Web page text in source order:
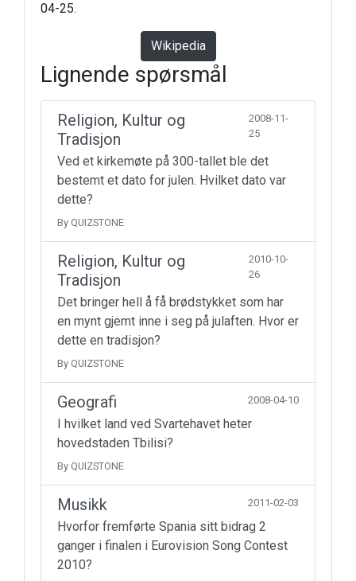
04-25.
Wikipedia
Lignende spørsmål
Religion, Kultur og
Tradisjon
2008-11-
25
Ved et kirkemøte på 300-tallet ble det
bestemt et dato for julen. Hvilket dato var
dette?
By QUIZSTONE
Religion, Kultur og
Tradisjon
2010-10-
26
Det bringer hell å få brødstykket som har
en mynt gjemt inne i seg på julaften. Hvor er
dette en tradisjon?
By QUIZSTONE
Geografi 2008-04-10
I hvilket land ved Svartehavet heter
hovedstaden Tbilisi?
By QUIZSTONE
Musikk 2011-02-03
Hvorfor fremførte Spania sitt bidrag 2
ganger i finalen i Eurovision Song Contest
2010?